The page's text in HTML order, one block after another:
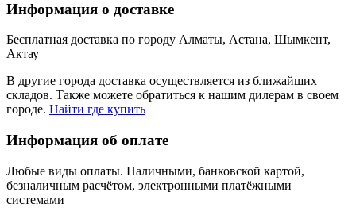
Информация о доставке
Бесплатная доставка по городу Алматы, Астана, Шымкент,
Актау
В другие города доставка осуществляется из ближайших
складов. Также можете обратиться к нашим дилерам в своем
городе. Найти где купить
Информация об оплате
Любые виды оплаты. Наличными, банковской картой,
безналичным расчётом, электронными платёжными
системами